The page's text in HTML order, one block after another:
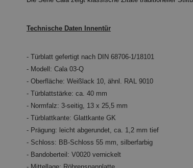
Technische Daten Innentür
- Türblatt gefertigt nach DIN 68706-1/18101
- Modell: Cala 03-Q
- Oberfläche: Weißlack 10, ähnl. RAL 9010
- Türblattstärke: ca. 40 mm
- Normfalz: 3-seitig, 13 x 25,5 mm
- Türblattkante: Glattkante GK
- Prägung: leicht abgerundet, ca. 1,2 mm tief
- Schloss: BB-Schloss 55 mm, silberfarbig
- Bandoberteil: V0020 vernickelt